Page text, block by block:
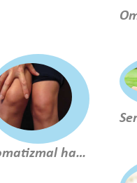
Romatizmal hastalıkların tedavisi